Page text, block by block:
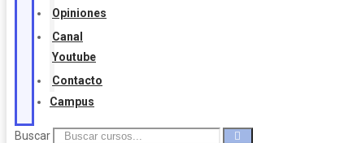
Opiniones
Canal
Youtube
Contacto
Campus
Buscar